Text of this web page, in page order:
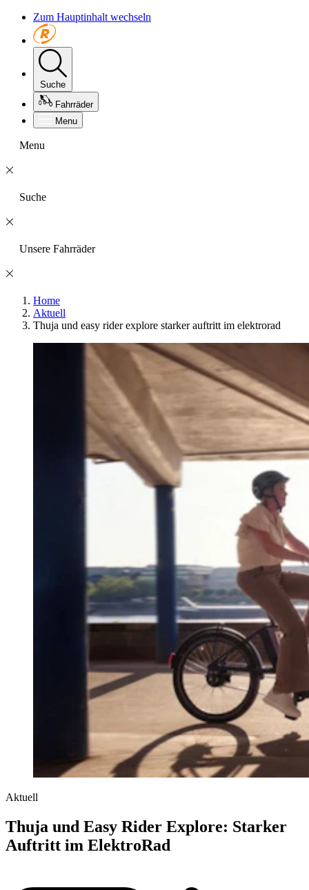
Zum Hauptinhalt wechseln
Suche
Fahrräder
Menu
Menu
Suche
Unsere Fahrräder
Home
Aktuell
Thuja und easy rider explore starker auftritt im elektrorad
Aktuell
Thuja und Easy Rider Explore: Starker
Auftritt im ElektroRad